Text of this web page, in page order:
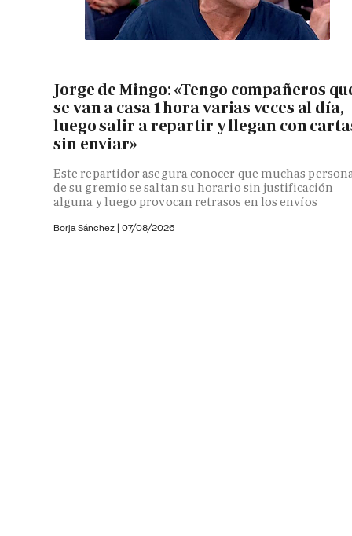
Jorge de Mingo: «Tengo compañeros
se van a casa 1 hora varias veces al día,
luego salir a repartir y llegan con
sin enviar»
Este repartidor asegura conocer que muchas
de su gremio se saltan su horario sin justificación
alguna y luego provocan retrasos en los envíos
Borja Sánchez | 07/08/2026